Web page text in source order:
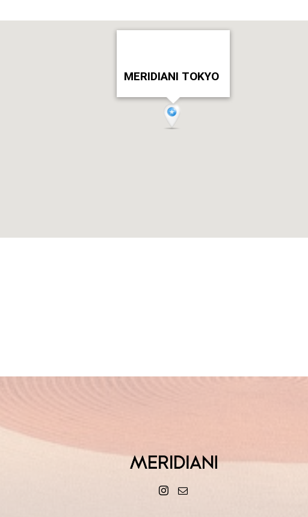
MERIDIANI TOKYO